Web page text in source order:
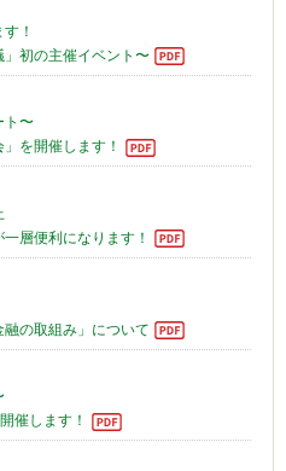
！
初の主催イベント〜
ト〜
を開催します！
層便利になります！
の取組み」について
催します！